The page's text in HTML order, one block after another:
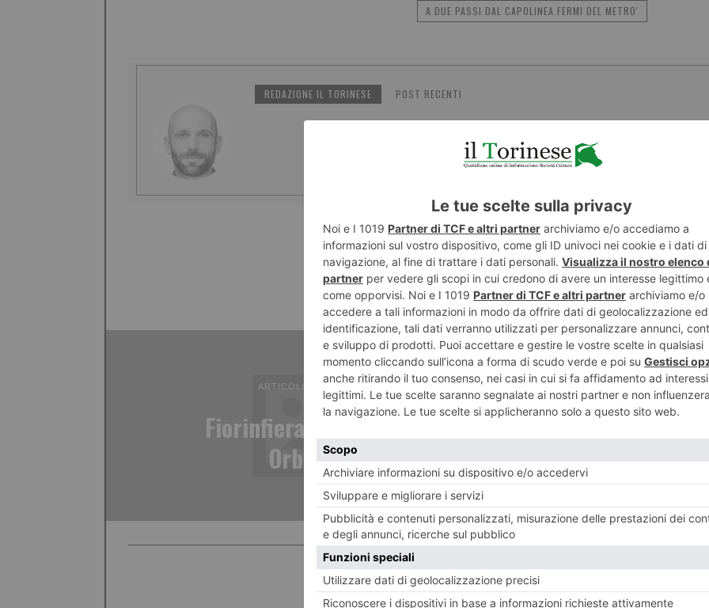
A DUE PASSI DAL CAPOLINEA FERMI DEL METRO'
REDAZIONE IL TORINESE POST RECENTI
ARTICOLO PRECEDENTE
Fiorinfiera, primavera a
Orbassano
MORTE
RIPOSO?
RECENTI: